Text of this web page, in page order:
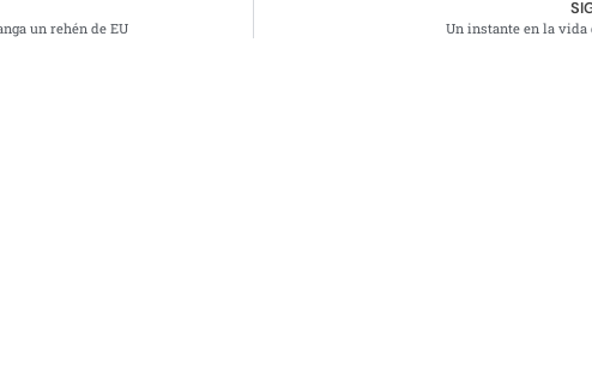
un rehén de EU Un instante en la vida